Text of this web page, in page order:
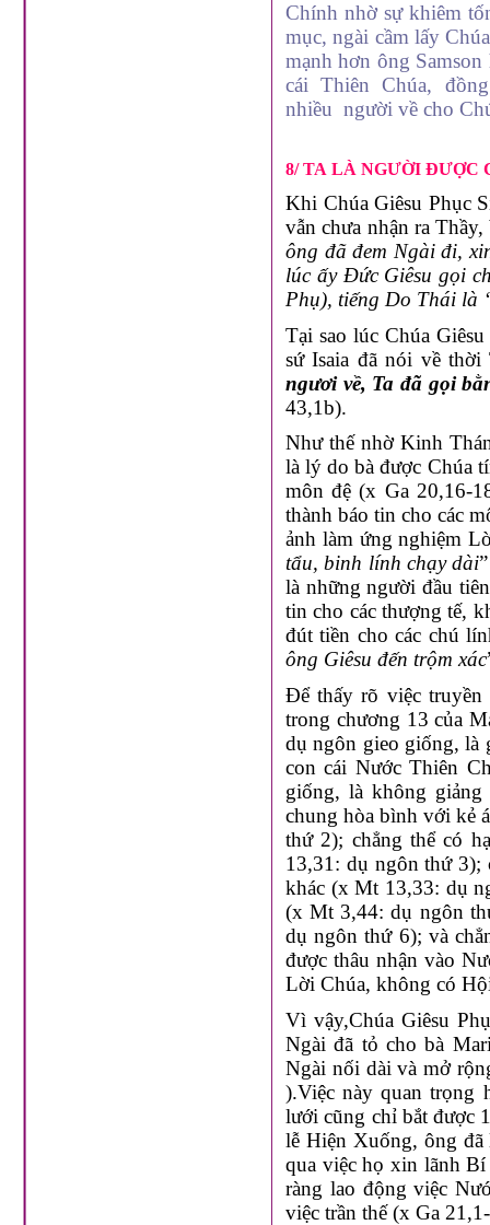
Chính nhờ sự khiêm
mục, ngài cầm lấy
mạnh hơn ông
cái Thiên Chúa,
nhiều người về cho
8/ TA LÀ NGƯỜI ĐƯỢC
Khi Chúa Giêsu Phục
vẫn chưa nhận ra
ông đã đem Ngài đi,
lúc ấy Đức Giêsu gọi
Phụ), tiếng Do Thái là
Tại sao lúc Chúa
sứ Isaia đã nói về
ngươi về, Ta đã gọi
43,1b).
Như thế nhờ Kinh
là lý do bà được Chúa
môn đệ (x Ga 20,16-
thành báo tin cho các
ảnh làm ứng nghiệm
tẩu, binh lính chạy dài”
là những người đầu
tin cho các thượng tế,
đút tiền cho các chú
ông Giêsu đến trộm xác
Để thấy rõ việc
trong chương 13 của
dụ ngôn gieo giống, là
con cái Nước Thiên
giống, là không
chung hòa bình với kẻ
thứ 2); chẳng thể có
13,31: dụ ngôn thứ 3);
khác (x Mt 13,33: dụ
(x Mt 3,44: dụ ngôn
dụ ngôn thứ 6); và
được thâu nhận vào
Lời Chúa, không có
Vì vậy,Chúa Giêsu
Ngài đã tỏ cho bà
Ngài nối dài và mở
).Việc này quan trọng
lưới cũng chỉ bắt được
lễ Hiện Xuống, ông
qua việc họ xin lãnh
ràng lao động việc
việc trần thế (x Ga